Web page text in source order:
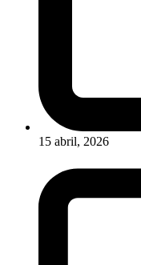
15 abril, 2026